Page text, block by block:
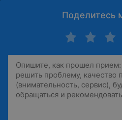
Поделитесь